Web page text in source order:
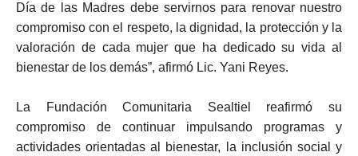
Día de las Madres debe servirnos para renovar nuestro
compromiso con el respeto, la dignidad, la protección y la
valoración de cada mujer que ha dedicado su vida al
bienestar de los demás”, afirmó Lic. Yani Reyes.
La Fundación Comunitaria Sealtiel reafirmó su
compromiso de continuar impulsando programas y
actividades orientadas al bienestar, la inclusión social y